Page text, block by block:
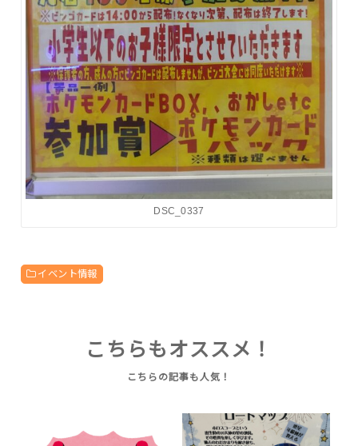
DSC_0337
イベント情報
こちらもオススメ！